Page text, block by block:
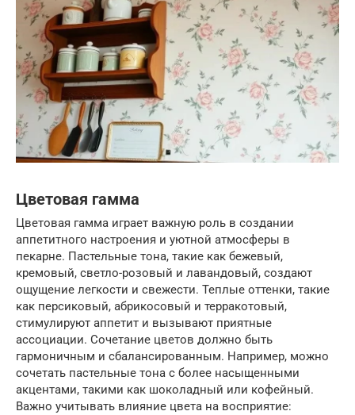
Цветовая гамма
Цветовая гамма играет важную роль в создании
аппетитного настроения и уютной атмосферы в
пекарне. Пастельные тона, такие как бежевый,
кремовый, светло-розовый и лавандовый, создают
ощущение легкости и свежести. Теплые оттенки, такие
как персиковый, абрикосовый и терракотовый,
стимулируют аппетит и вызывают приятные
ассоциации. Сочетание цветов должно быть
гармоничным и сбалансированным. Например, можно
сочетать пастельные тона с более насыщенными
акцентами, такими как шоколадный или кофейный.
Важно учитывать влияние цвета на восприятие: